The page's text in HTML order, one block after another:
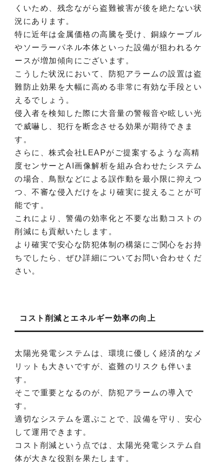
くいため、残念ながら盗難被害が後を絶たない状
況にあります。
特に近年は金属価格の高騰を受け、銅線ケーブル
やソーラーパネル本体といった設備が狙われるケ
ースが増加傾向にございます。
こうした状況において、防犯アラームの設置は盗
難防止効果を大幅に高める非常に有効な手段とい
えるでしょう。
侵入者を検知した際に大音量の警報音や眩しい光
で威嚇し、犯行を断念させる効果が期待できま
す。
さらに、株式会社LEAPがご提案するような高精
度センサーとAI画像解析を組み合わせたシステム
の場合、鳥獣などによる誤作動を最小限に抑えつ
つ、不審な侵入だけをより確実に捉えることが可
能です。
これにより、警備の効率化と不要な出動コストの
削減にも貢献いたします。
より確実で安心な防犯体制の構築にご関心をお持
ちでしたら、ぜひ詳細についてお問い合わせくだ
さい。
コスト削減とエネルギー効率の向上
太陽光発電システムは、環境に優しく経済的なメ
リットも大きいですが、盗難のリスクも伴いま
す。
そこで重要となるのが、防犯アラームの導入で
す。
適切なシステムを選ぶことで、設備を守り、安心
して運用できます。
コスト削減という点では、太陽光発電システム自
体が大きな役割を果たします。